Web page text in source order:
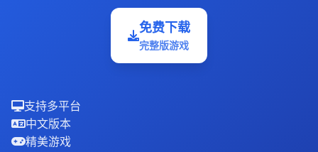
免费下载
完整版游戏
支持多平台
中文版本
精美游戏